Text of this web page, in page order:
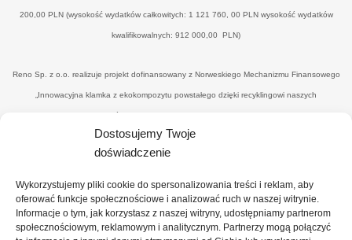
Dostosujemy Twoje
doświadczenie
Wykorzystujemy pliki cookie do spersonalizowania treści i reklam, aby
oferować funkcje społecznościowe i analizować ruch w naszej witrynie.
Informacje o tym, jak korzystasz z naszej witryny, udostępniamy partnerom
społecznościowym, reklamowym i analitycznym. Partnerzy mogą połączyć
200,00 PLN (wysokość wydatków całkowitych: 1 121 760, 00 PLN wysokość wydatków
kwalifikowalnych: 912 000,00 PLN)
Reno Sp. z o.o. realizuje projekt dofinansowany z Norweskiego Mechanizmu Finansowego
„Innowacyjna klamka z ekokompozytu powstałego dzięki recyklingowi naszych
poprodukcyjnych odpadów drzewnych’" w ramach umowy o dofinansowanie UWP-
NORW.19.01.04-14-0041/20-00. Celem i efektemjest uzyskanie nowego, konkurencyjnego
produktu - eko-klamki, zredukowanie ilości drewnopochodnych odpadów przez wtórne ich
oraz spoiwa o minimalnym wpływie na środowisko, co zbliży firmę do osiągnięcia statusu
"zero-waste organisation”. Dofinansowanie projektu z UE: 374 101,00 PLN (wysokość
wydatków całkowitych: 818 866, 10 PLN wysokość wydatków kwalifikowalnych: 689